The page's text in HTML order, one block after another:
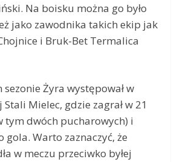
Na boisku można go było
jako zawodnika takich ekip jak
i Bruk-Bet Termalica
Żyra występował w
Mielec, gdzie zagrał w 21
tym dwóch pucharowych) i
gola. Warto zaznaczyć, że
w meczu przeciwko byłej